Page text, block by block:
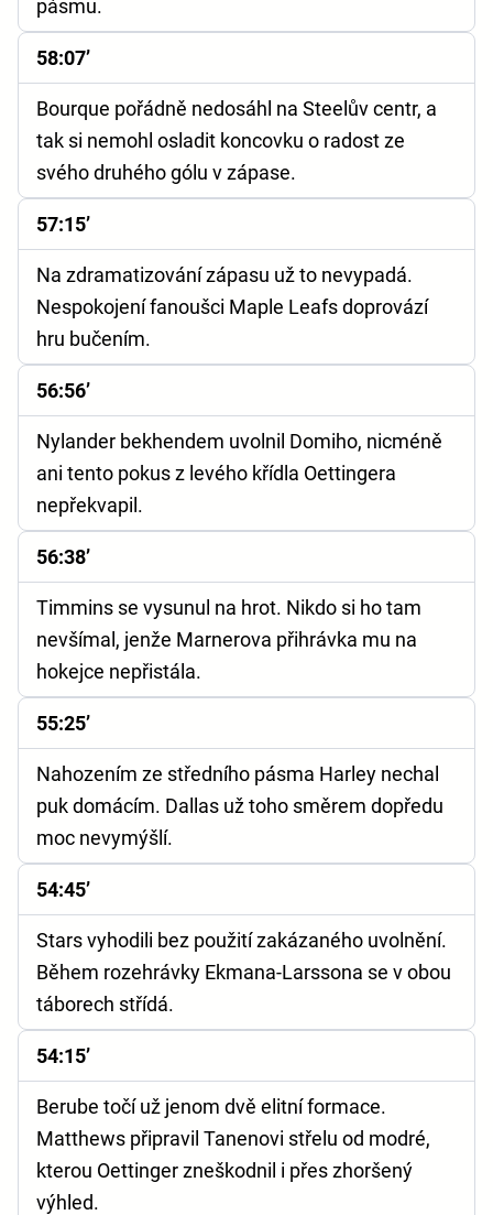
pásmu.
58:07’
Bourque pořádně nedosáhl na Steelův centr, a
tak si nemohl osladit koncovku o radost ze
svého druhého gólu v zápase.
57:15’
Na zdramatizování zápasu už to nevypadá.
Nespokojení fanoušci Maple Leafs doprovází
hru bučením.
56:56’
Nylander bekhendem uvolnil Domiho, nicméně
ani tento pokus z levého křídla Oettingera
nepřekvapil.
56:38’
Timmins se vysunul na hrot. Nikdo si ho tam
nevšímal, jenže Marnerova přihrávka mu na
hokejce nepřistála.
55:25’
Nahozením ze středního pásma Harley nechal
puk domácím. Dallas už toho směrem dopředu
moc nevymýšlí.
54:45’
Stars vyhodili bez použití zakázaného uvolnění.
Během rozehrávky Ekmana-Larssona se v obou
táborech střídá.
54:15’
Berube točí už jenom dvě elitní formace.
Matthews připravil Tanenovi střelu od modré,
kterou Oettinger zneškodnil i přes zhoršený
výhled.